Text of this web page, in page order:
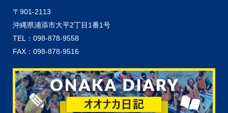
〒901-2113
沖縄県浦添市大平2丁目1番1号
TEL：098-878-9558
FAX：098-878-9516